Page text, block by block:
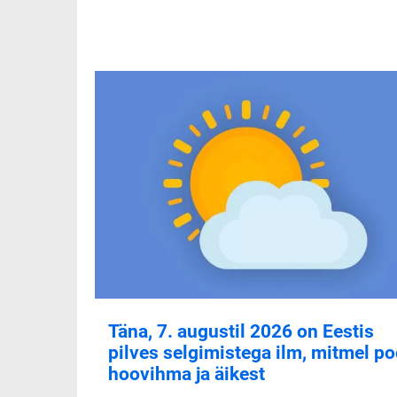
Täna, 7. augustil 2026 on Eestis
pilves selgimistega ilm, mitmel
hoovihma ja äikest